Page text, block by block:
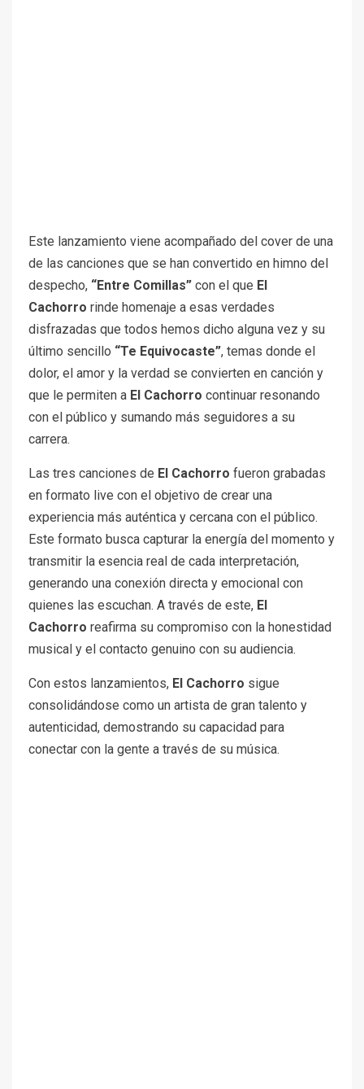
Este lanzamiento viene acompañado del cover de una
de las canciones que se han convertido en himno del
despecho, “Entre Comillas” con el que El
Cachorro rinde homenaje a esas verdades
disfrazadas que todos hemos dicho alguna vez y su
último sencillo “Te Equivocaste”, temas donde el
dolor, el amor y la verdad se convierten en canción y
que le permiten a El Cachorro continuar resonando
con el público y sumando más seguidores a su
carrera.
Las tres canciones de El Cachorro fueron grabadas
en formato live con el objetivo de crear una
experiencia más auténtica y cercana con el público.
Este formato busca capturar la energía del momento y
transmitir la esencia real de cada interpretación,
generando una conexión directa y emocional con
quienes las escuchan. A través de este, El
Cachorro reafirma su compromiso con la honestidad
musical y el contacto genuino con su audiencia.
Con estos lanzamientos, El Cachorro sigue
consolidándose como un artista de gran talento y
autenticidad, demostrando su capacidad para
conectar con la gente a través de su música.